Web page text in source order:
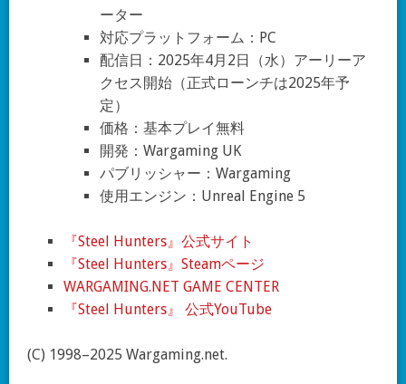
ーター
対応プラットフォーム：PC
配信日：2025年4月2日（水）アーリーア
クセス開始（正式ローンチは2025年予
定）
価格：基本プレイ無料
開発：Wargaming UK
パブリッシャー：Wargaming
使用エンジン：Unreal Engine 5
『Steel Hunters』公式サイト
『Steel Hunters』Steamページ
WARGAMING.NET GAME CENTER
『Steel Hunters』 公式YouTube
(C) 1998–2025 Wargaming.net.